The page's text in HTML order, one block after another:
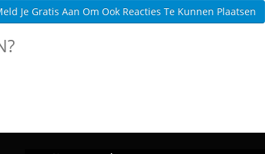
Je Gratis Aan Om Ook Reacties Te Kunnen Plaatsen